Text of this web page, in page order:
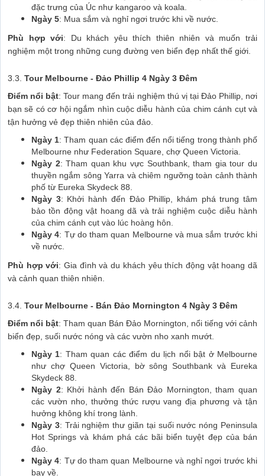
đặc trưng của Úc như kangaroo và koala.
Ngày 5: Mua sắm và nghỉ ngơi trước khi về nước.
Phù hợp với: Du khách yêu thích thiên nhiên và muốn trải
nghiệm một trong những cung đường ven biển đẹp nhất thế giới.
3.3. Tour Melbourne - Đảo Phillip 4 Ngày 3 Đêm
Điểm nổi bật: Tour mang đến trải nghiệm thú vị tại Đảo Phillip, nơi
bạn sẽ có cơ hội ngắm nhìn cuộc diễu hành của chim cánh cụt và
tận hưởng vẻ đẹp thiên nhiên của đảo.
Ngày 1: Tham quan các điểm đến nổi tiếng trong thành phố
Melbourne như Federation Square, chợ Queen Victoria.
Ngày 2: Tham quan khu vực Southbank, tham gia tour du
thuyền ngắm sông Yarra và chiêm ngưỡng toàn cảnh thành
phố từ Eureka Skydeck 88.
Ngày 3: Khởi hành đến Đảo Phillip, khám phá trung tâm
bảo tồn động vật hoang dã và trải nghiệm cuộc diễu hành
của chim cánh cụt vào lúc hoàng hôn.
Ngày 4: Tự do tham quan Melbourne và mua sắm trước khi
về nước.
Phù hợp với: Gia đình và du khách yêu thích động vật hoang dã
và cảnh quan thiên nhiên.
3.4. Tour Melbourne - Bán Đảo Mornington 4 Ngày 3 Đêm
Điểm nổi bật: Tham quan Bán Đảo Mornington, nổi tiếng với cảnh
biển đẹp, suối nước nóng và các vườn nho xanh mướt.
Ngày 1: Tham quan các điểm du lịch nổi bật ở Melbourne
như chợ Queen Victoria, bờ sông Southbank và Eureka
Skydeck 88.
Ngày 2: Khởi hành đến Bán Đảo Mornington, tham quan
các vườn nho, thưởng thức rượu vang địa phương và tận
hưởng không khí trong lành.
Ngày 3: Trải nghiệm thư giãn tại suối nước nóng Peninsula
Hot Springs và khám phá các bãi biển tuyệt đẹp của bán
đảo.
Ngày 4: Tự do tham quan Melbourne và nghỉ ngơi trước khi
bay về.